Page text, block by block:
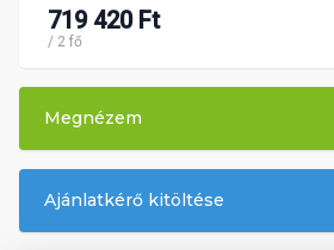
719 420 Ft
/ 2 fő
Megnézem
Ajánlatkérő kitöltése